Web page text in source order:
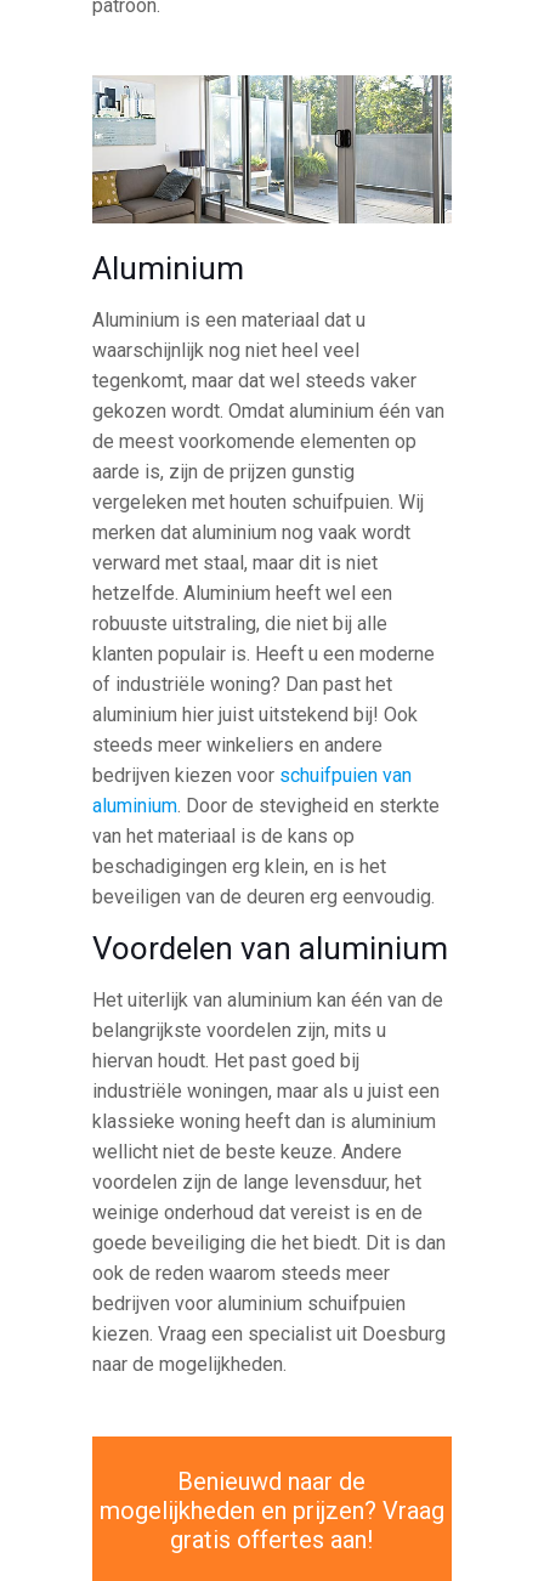
patroon.
Aluminium
Aluminium is een materiaal dat u
waarschijnlijk nog niet heel veel
tegenkomt, maar dat wel steeds vaker
gekozen wordt. Omdat aluminium één van
de meest voorkomende elementen op
aarde is, zijn de prijzen gunstig
vergeleken met houten schuifpuien. Wij
merken dat aluminium nog vaak wordt
verward met staal, maar dit is niet
hetzelfde. Aluminium heeft wel een
robuuste uitstraling, die niet bij alle
klanten populair is. Heeft u een moderne
of industriële woning? Dan past het
aluminium hier juist uitstekend bij! Ook
steeds meer winkeliers en andere
bedrijven kiezen voor schuifpuien van
aluminium. Door de stevigheid en sterkte
van het materiaal is de kans op
beschadigingen erg klein, en is het
beveiligen van de deuren erg eenvoudig.
Voordelen van aluminium
Het uiterlijk van aluminium kan één van de
belangrijkste voordelen zijn, mits u
hiervan houdt. Het past goed bij
industriële woningen, maar als u juist een
klassieke woning heeft dan is aluminium
wellicht niet de beste keuze. Andere
voordelen zijn de lange levensduur, het
weinige onderhoud dat vereist is en de
goede beveiliging die het biedt. Dit is dan
ook de reden waarom steeds meer
bedrijven voor aluminium schuifpuien
kiezen. Vraag een specialist uit Doesburg
naar de mogelijkheden.
Benieuwd naar de
mogelijkheden en prijzen? Vraag
gratis offertes aan!